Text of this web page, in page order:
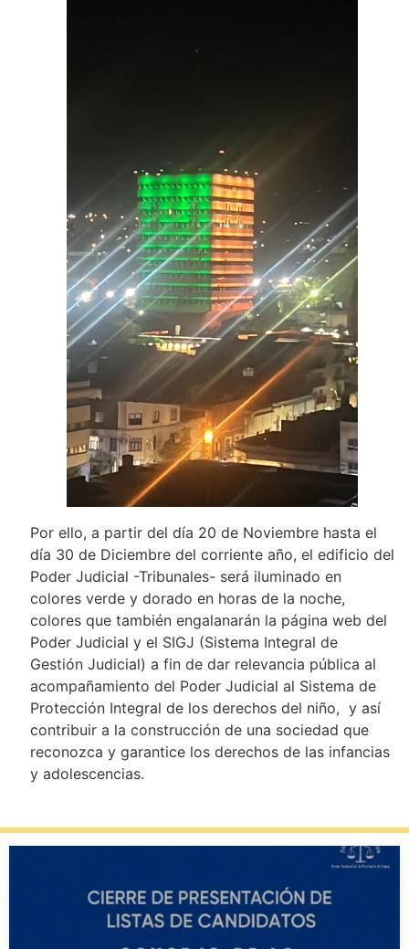
Por ello, a partir del día 20 de Noviembre hasta el
día 30 de Diciembre del corriente año, el edificio del
Poder Judicial -Tribunales- será iluminado en
colores verde y dorado en horas de la noche,
colores que también engalanarán la página web del
Poder Judicial y el SIGJ (Sistema Integral de
Gestión Judicial) a fin de dar relevancia pública al
acompañamiento del Poder Judicial al Sistema de
Protección Integral de los derechos del niño, y así
contribuir a la construcción de una sociedad que
reconozca y garantice los derechos de las infancias
y adolescencias.